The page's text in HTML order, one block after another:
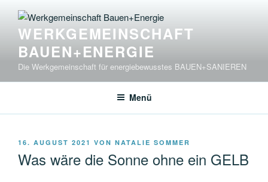
Inhalt
springenWERKGEMEINSCHAFT
BAUEN+ENERGIE
Die Werkgemeinschaft für energiebewusstes BAUEN+SANIEREN
Menü
VERÖFFENTLICHT
16. AUGUST 2021 VON NATALIE SOMMER
Was wäre die Sonne ohne ein GELB